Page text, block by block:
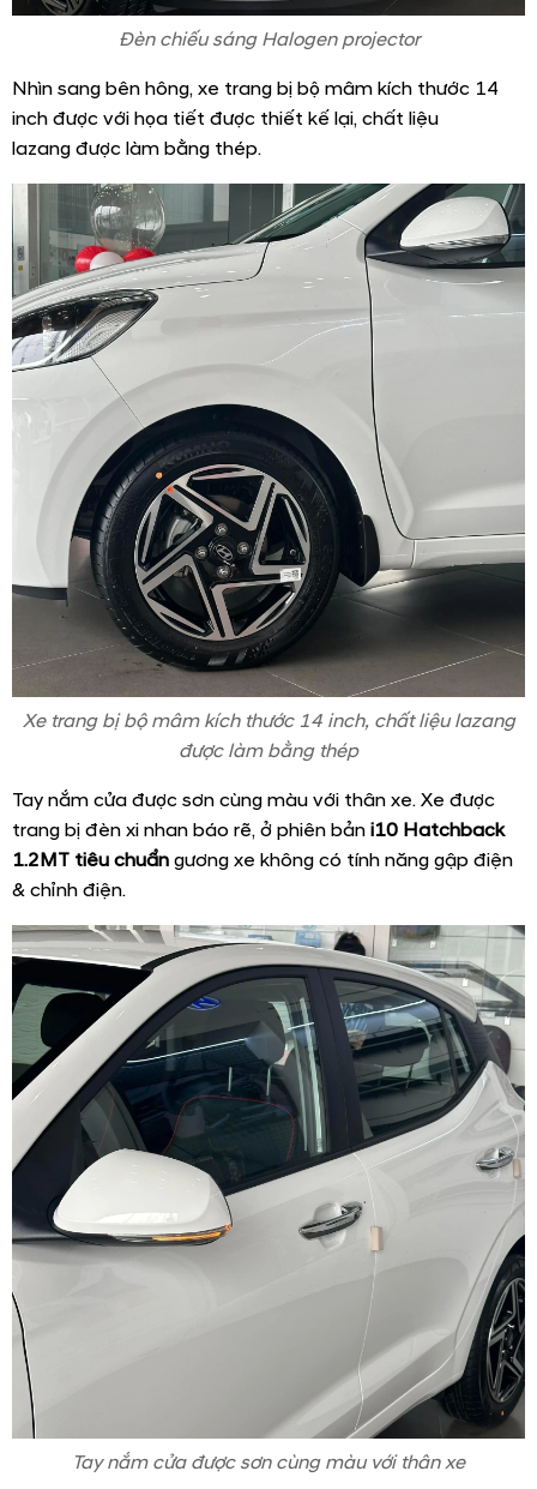
Ðèn chiếu sáng Halogen projector
Nhìn sang bên hông, xe trang bị bộ mâm kích thước 14
inch được với họa tiết được thiết kế lại, chất liệu
lazang được làm bằng thép.
Xe trang bị bộ mâm kích thước 14 inch, chất liệu lazang
được làm bằng thép
Tay nắm cửa được sơn cùng màu với thân xe. Xe được
trang bị đèn xi nhan báo rẽ, ở phiên bản i10 Hatchback
1.2MT tiêu chuẩn gương xe không có tính năng gập điện
& chỉnh điện.
Tay nắm cửa được sơn cùng màu với thân xe